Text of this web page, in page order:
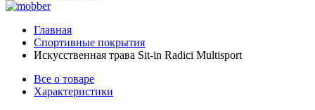
Главная
Спортивные покрытия
Искусственная трава Sit-in Radici Multisport
Все о товаре
Характеристики